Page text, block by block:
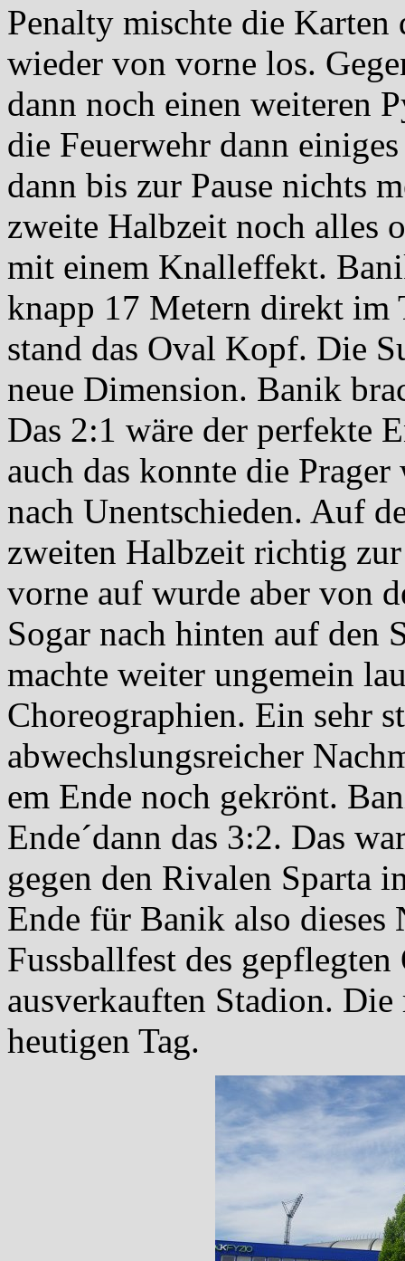
Penalty mischte die Karten
wieder von vorne los.
dann noch einen weiteren
die Feuerwehr dann
dann bis zur Pause nichts
zweite Halbzeit noch alles
mit einem Knalleffekt.
knapp 17 Metern direkt im
stand das Oval Kopf. Die
neue Dimension. Banik
Das 2:1 wäre der perfekte
auch das konnte die
nach Unentschieden. Auf
zweiten Halbzeit richtig
vorne auf wurde aber von
Sogar nach hinten auf
machte weiter ungemein
Choreographien. Ein sehr
abwechslungsreicher
em Ende noch gekrönt.
Ende´dann das 3:2. Das
gegen den Rivalen Sparta
Ende für Banik also dieses
Fussballfest des
ausverkauften Stadion.
heutigen Tag.